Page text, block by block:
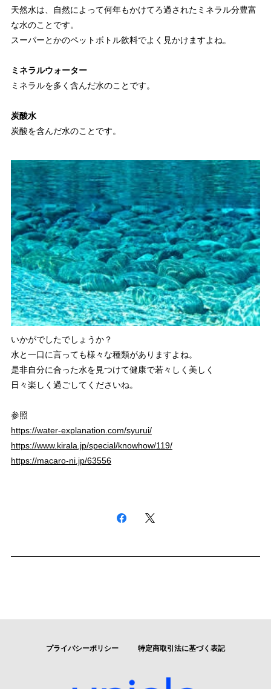
天然水は、自然によって何年もかけてろ過されたミネラル分豊富
な水のことです。
スーパーとかのペットボトル飲料でよく見かけますよね。
ミネラルウォーター
ミネラルを多く含んだ水のことです。
炭酸水
炭酸を含んだ水のことです。
いかがでしたでしょうか？
水と一口に言っても様々な種類がありますよね。
是非自分に合った水を見つけて健康で若々しく美しく
日々楽しく過ごしてくださいね。
参照
https://water-explanation.com/syurui/
https://www.kirala.jp/special/knowhow/119/
https://macaro-ni.jp/63556
プライバシーポリシー 特定商取引法に基づく表記